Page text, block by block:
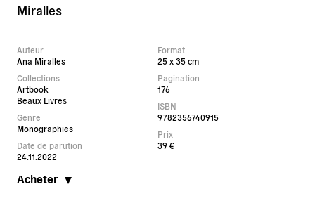
Miralles
Auteur
Ana Miralles
Collections
Artbook
Beaux Livres
Genre
Monographies
Date de parution
24.11.2022
Acheter
Format
25 x 35 cm
Pagination
176
ISBN
9782356740915
Prix
39 €